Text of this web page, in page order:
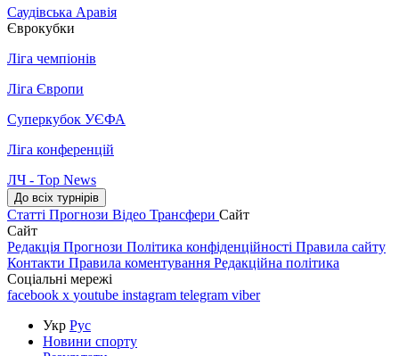
Саудівська Аравія
Єврокубки
Ліга чемпіонів
Ліга Європи
Суперкубок УЄФА
Ліга конференцій
ЛЧ - Top News
До всіх турнірів
Статті Прогнози Відео Трансфери Сайт
Сайт
Редакція Прогнози Політика конфіденційності Правила сайту
Контакти Правила коментування Редакційна політика
Соціальні мережі
facebook x youtube instagram telegram viber
Укр Рус
Новини спорту